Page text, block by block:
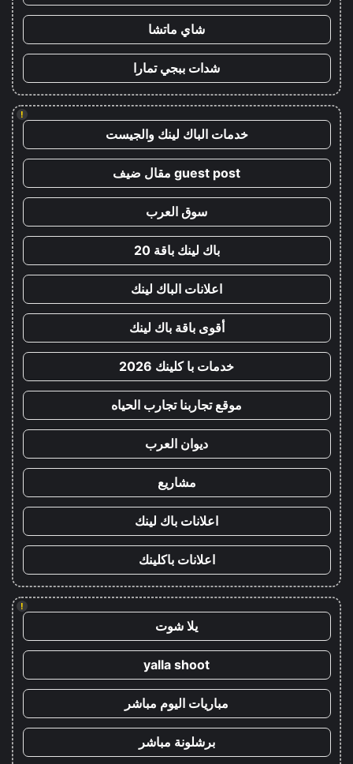
شاي ماتشا
شدات ببجي تمارا
!
خدمات الباك لينك والجيست
guest post مقال ضيف
سوق العرب
باك لينك باقة 20
اعلانات الباك لينك
أقوى باقة باك لينك
خدمات با كلينك 2026
موقع تجاربنا تجارب الحياه
ديوان العرب
مشاريع
اعلانات باك لينك
اعلانات باكلينك
!
يلا شوت
yalla shoot
مباريات اليوم مباشر
برشلونة مباشر